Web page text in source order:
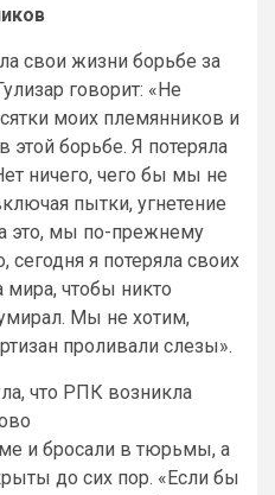
свои жизни борьбе за
говорит: «Не
моих племянников и
этой борьбе. Я потеряла
ничего, чего бы мы не
пытки, угнетение
это, мы по-прежнему
я потеряла своих
мира, чтобы никто
Мы не хотим,
проливали слезы».
что РПК возникла
и бросали в тюрьмы, а
до сих пор. «Если бы